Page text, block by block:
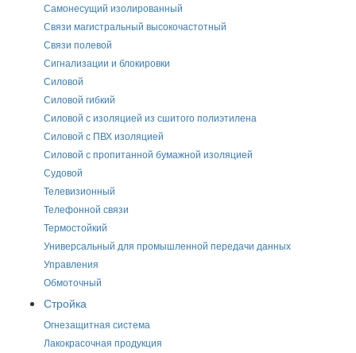
Самонесущий изолированный
Связи магистральный высокочастотный
Связи полевой
Сигнализации и блокировки
Силовой
Силовой гибкий
Силовой с изоляцией из сшитого полиэтилена
Силовой с ПВХ изоляцией
Силовой с пропитанной бумажной изоляцией
Судовой
Телевизионный
Телефонной связи
Термостойкий
Универсальный для промышленной передачи данных
Управления
Обмоточный
Стройка
Огнезащитная система
Лакокрасочная продукция